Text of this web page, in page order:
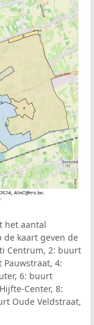
het aantal
de kaart geven de
Centrum, 2: buurt
Pauwstraat, 4:
6: buurt
Center, 8:
Oude Veldstraat,